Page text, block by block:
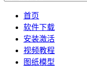
首页
软件下载
安装激活
视频教程
图纸模型